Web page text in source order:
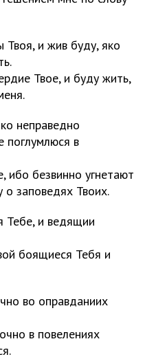
и жив буду, яко
Твое, и буду жить,
неправедно
поглумлюся в
безвинно угнетают
заповедях Твоих.
Тебе, и ведящии
боящиеся Тебя и
во оправданиих
в повелениях